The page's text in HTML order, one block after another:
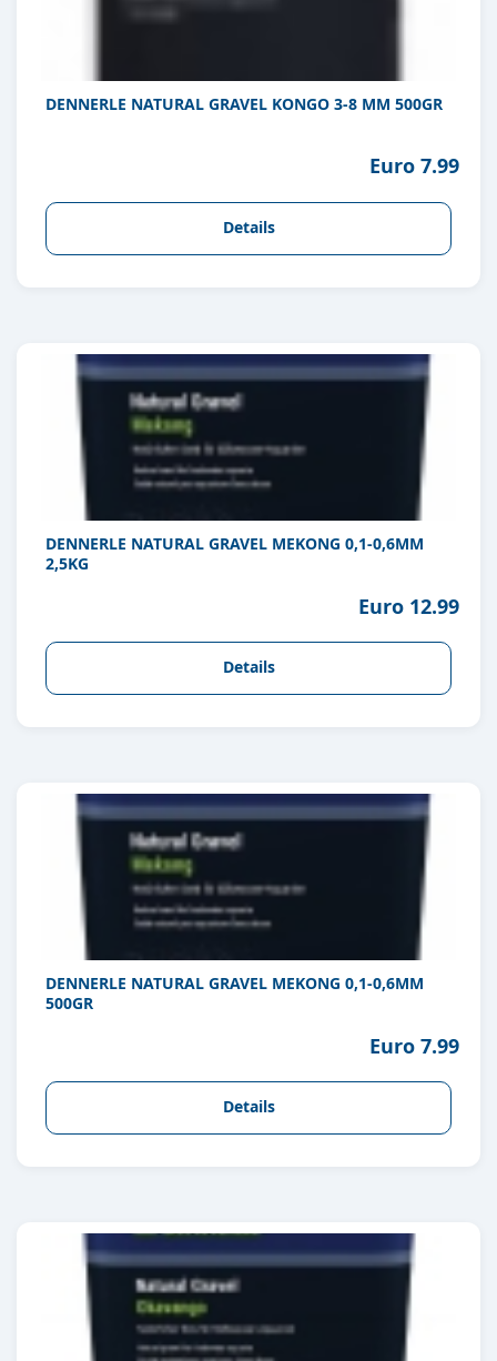
DENNERLE NATURAL GRAVEL KONGO 3-8 MM 500GR
Euro 7.99
Details
DENNERLE NATURAL GRAVEL MEKONG 0,1-0,6MM
2,5KG
Euro 12.99
Details
DENNERLE NATURAL GRAVEL MEKONG 0,1-0,6MM
500GR
Euro 7.99
Details